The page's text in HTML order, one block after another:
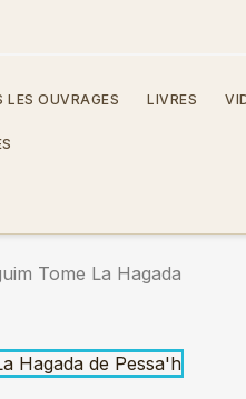
LES OUVRAGES LIVRES
Tome La Hagada